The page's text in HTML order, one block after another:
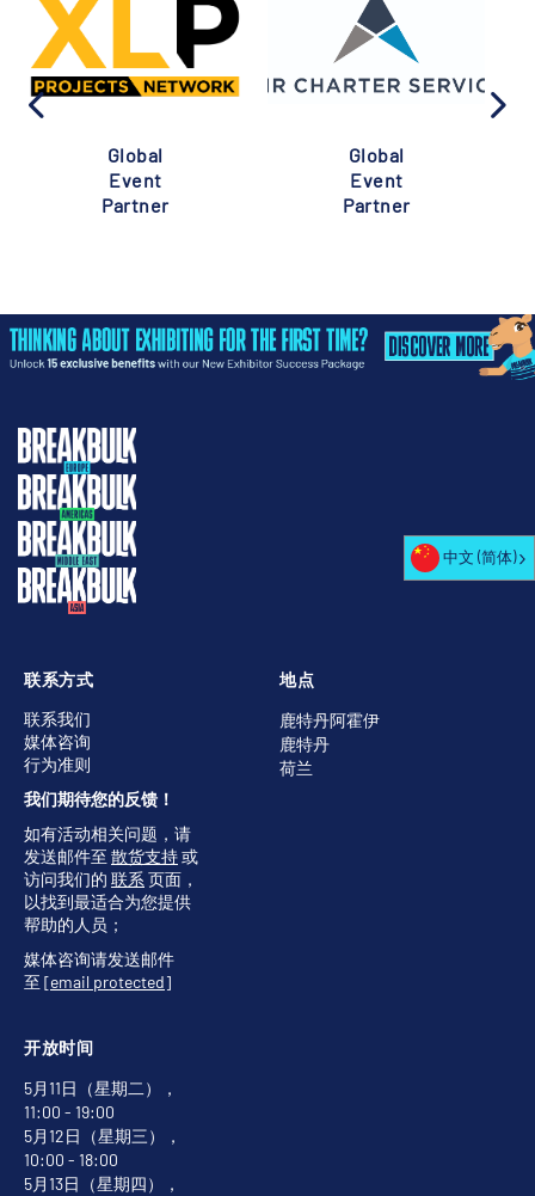
Global
Event
Partner
Global
Event
Partner
地点
鹿特丹阿霍伊
鹿特丹
荷兰
开放时间
5月11日（星期二），
11:00 - 19:00
5月12日（星期三），
10:00 - 18:00
5月13日（星期四），
联系方式
联系我们
媒体咨询
行为准则
我们期待您的反馈！
如有活动相关问题，请
发送邮件至 散货支持或
访问我们的 联系 页面，
以找到最适合为您提供
帮助的人员；
媒体咨询请发送邮件
至 [email protected]
中文 (简体)